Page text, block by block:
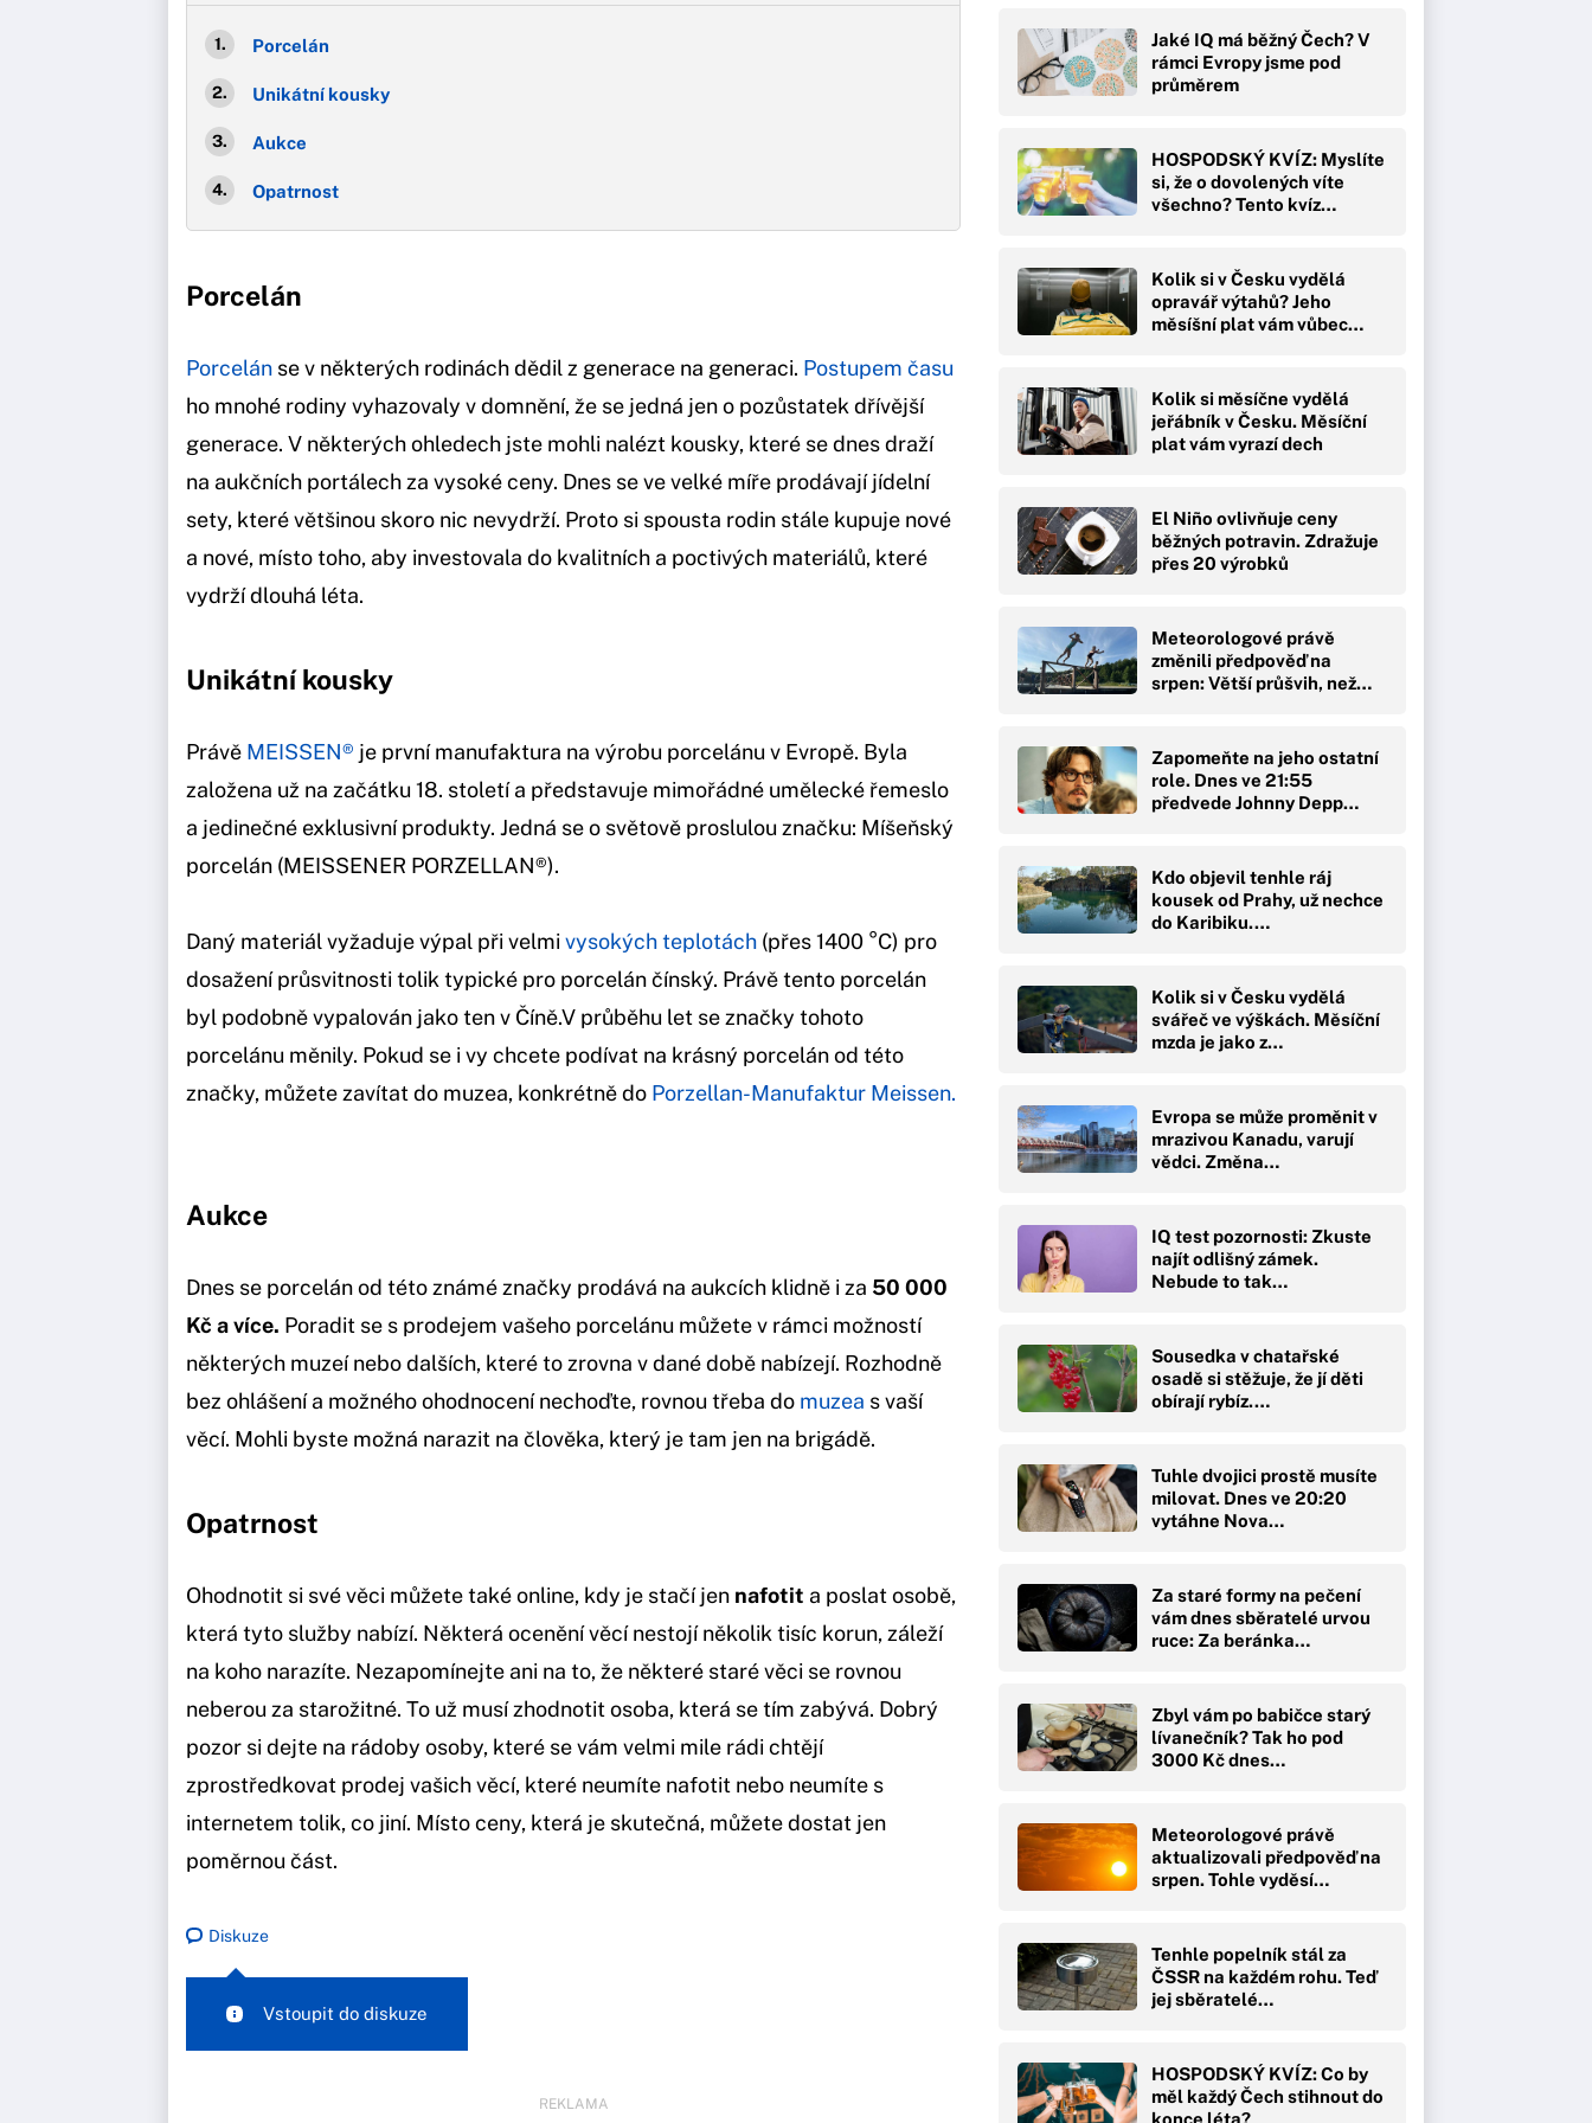
Porcelán
Unikátní kousky
Aukce
Opatrnost
Porcelán
Porcelán se v některých rodinách dědil z generace na generaci. Postupem času
ho mnohé rodiny vyhazovaly v domnění, že se jedná jen o pozůstatek dřívější
generace. V některých ohledech jste mohli nalézt kousky, které se dnes draží
na aukčních portálech za vysoké ceny. Dnes se ve velké míře prodávají jídelní
sety, které většinou skoro nic nevydrží. Proto si spousta rodin stále kupuje nové
a nové, místo toho, aby investovala do kvalitních a poctivých materiálů, které
vydrží dlouhá léta.
Unikátní kousky
Právě MEISSEN® je první manufaktura na výrobu porcelánu v Evropě. Byla
založena už na začátku 18. století a představuje mimořádné umělecké řemeslo
a jedinečné exklusivní produkty. Jedná se o světově proslulou značku: Míšeňský
porcelán (MEISSENER PORZELLAN®).
Daný materiál vyžaduje výpal při velmi vysokých teplotách (přes 1400 °C) pro
dosažení průsvitnosti tolik typické pro porcelán čínský. Právě tento porcelán
byl podobně vypalován jako ten v Číně.V průběhu let se značky tohoto
porcelánu měnily. Pokud se i vy chcete podívat na krásný porcelán od této
značky, můžete zavítat do muzea, konkrétně do Porzellan-Manufaktur Meissen.
Aukce
Dnes se porcelán od této známé značky prodává na aukcích klidně i za 50 000
Kč a více. Poradit se s prodejem vašeho porcelánu můžete v rámci možností
některých muzeí nebo dalších, které to zrovna v dané době nabízejí. Rozhodně
bez ohlášení a možného ohodnocení nechoďte, rovnou třeba do muzea s vaší
věcí. Mohli byste možná narazit na člověka, který je tam jen na brigádě.
Opatrnost
Ohodnotit si své věci můžete také online, kdy je stačí jen nafotit a poslat osobě,
která tyto služby nabízí. Některá ocenění věcí nestojí několik tisíc korun, záleží
na koho narazíte. Nezapomínejte ani na to, že některé staré věci se rovnou
neberou za starožitné. To už musí zhodnotit osoba, která se tím zabývá. Dobrý
pozor si dejte na rádoby osoby, které se vám velmi mile rádi chtějí
zprostředkovat prodej vašich věcí, které neumíte nafotit nebo neumíte s
internetem tolik, co jiní. Místo ceny, která je skutečná, můžete dostat jen
poměrnou část.
Diskuze
Vstoupit do diskuze
REKLAMA
Jaké IQ má běžný Čech? V
rámci Evropy jsme pod
průměrem
HOSPODSKÝ KVÍZ: Myslíte
si, že o dovolených víte
všechno? Tento kvíz…
Kolik si v Česku vydělá
opravář výtahů? Jeho
měsíšní plat vám vůbec…
Kolik si měsíčne vydělá
jeřábník v Česku. Měsíční
plat vám vyrazí dech
El Niño ovlivňuje ceny
běžných potravin. Zdražuje
přes 20 výrobků
Meteorologové právě
změnili předpověď na
srpen: Větší průšvih, než…
Zapomeňte na jeho ostatní
role. Dnes ve 21:55
předvede Johnny Depp…
Kdo objevil tenhle ráj
kousek od Prahy, už nechce
do Karibiku.…
Kolik si v Česku vydělá
svářeč ve výškách. Měsíční
mzda je jako z…
Evropa se může proměnit v
mrazivou Kanadu, varují
vědci. Změna…
IQ test pozornosti: Zkuste
najít odlišný zámek.
Nebude to tak…
Sousedka v chatařské
osadě si stěžuje, že jí děti
obírají rybíz.…
Tuhle dvojici prostě musíte
milovat. Dnes ve 20:20
vytáhne Nova…
Za staré formy na pečení
vám dnes sběratelé urvou
ruce: Za beránka…
Zbyl vám po babičce starý
lívanečník? Tak ho pod
3000 Kč dnes…
Meteorologové právě
aktualizovali předpověď na
srpen. Tohle vyděsí…
Tenhle popelník stál za
ČSSR na každém rohu. Teď
jej sběratelé…
HOSPODSKÝ KVÍZ: Co by
měl každý Čech stihnout do
konce léta?